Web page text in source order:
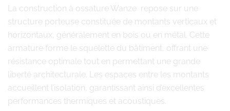
La construction à ossature Wanze repose sur une
structure porteuse constituée de montants verticaux et
horizontaux, généralement en bois ou en métal. Cette
armature forme le squelette du bâtiment, offrant une
résistance optimale tout en permettant une grande
liberté architecturale. Les espaces entre les montants
accueillent l’isolation, garantissant ainsi d’excellentes
performances thermiques et acoustiques.